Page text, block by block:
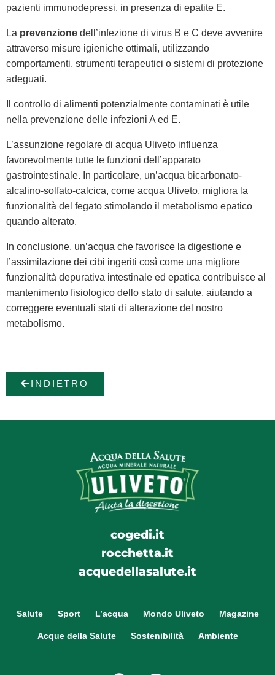
pazienti immunodepressi, in presenza di epatite E.
La prevenzione dell’infezione di virus B e C deve avvenire
attraverso misure igieniche ottimali, utilizzando
comportamenti, strumenti terapeutici o sistemi di protezione
adeguati.
Il controllo di alimenti potenzialmente contaminati è utile
nella prevenzione delle infezioni A ed E.
L’assunzione regolare di acqua Uliveto influenza
favorevolmente tutte le funzioni dell’apparato
gastrointestinale. In particolare, un’acqua bicarbonato-
alcalino-solfato-calcica, come acqua Uliveto, migliora la
funzionalità del fegato stimolando il metabolismo epatico
quando alterato.
In conclusione, un’acqua che favorisce la digestione e
l’assimilazione dei cibi ingeriti così come una migliore
funzionalità depurativa intestinale ed epatica contribuisce al
mantenimento fisiologico dello stato di salute, aiutando a
correggere eventuali stati di alterazione del nostro
metabolismo.
INDIETRO
cogedi.it
rocchetta.it
acquedellasalute.it
Salute Sport L’acqua Mondo Uliveto Magazine
Acque della Salute Sostenibilità Ambiente